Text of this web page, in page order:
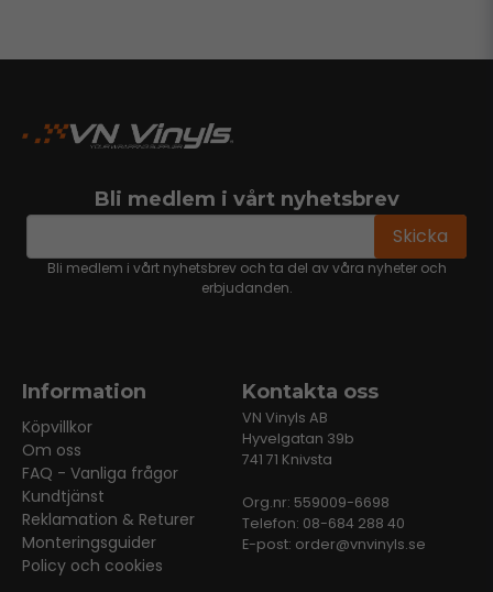
Bli medlem i vårt nyhetsbrev
email Skicka
Bli medlem i vårt nyhetsbrev och ta del av våra nyheter och
erbjudanden.
Information
Köpvillkor
Om oss
FAQ - Vanliga frågor
Kundtjänst
Reklamation & Returer
Monteringsguider
Policy och cookies
Kontakta oss
VN Vinyls AB
Hyvelgatan 39b
741 71 Knivsta
Org.nr: 559009-6698
Telefon: 08-684 288 40
E-post: order@vnvinyls.se